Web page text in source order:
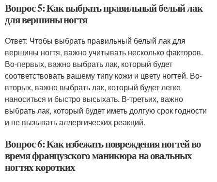
Вопрос 5: Как выбрать правильный белый лак
для вершины ногтя
Ответ: Чтобы выбрать правильный белый лак для
вершины ногтя, важно учитывать несколько факторов.
Во-первых, важно выбрать лак, который будет
соответствовать вашему типу кожи и цвету ногтей. Во-
вторых, важно выбрать лак, который будет легко
наноситься и быстро высыхать. В-третьих, важно
выбрать лак, который будет иметь долгую срок годности
и не вызывать аллергических реакций.
Вопрос 6: Как избежать повреждения ногтей во
время французского маникюра на овальных
ногтях коротких